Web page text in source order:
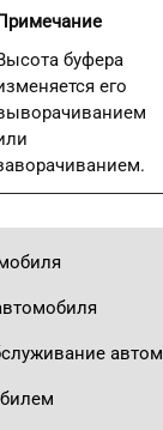
буфера
его